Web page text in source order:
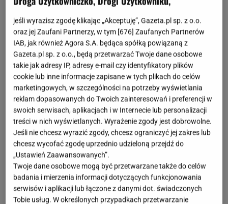
Kobieta50+ niemusirezygnować z modnych,
kobiecych fasonów, wręcz przeciwnie.Dobrze
dobrana sukienka może podkreślić urodę, dodać
pewności siebie i zapewnić pełen komfort
noszenia. Ten model midi z lnu i wiskozy zMohito
łączy wszystko, czego można oczekiwać od letniej
kreacji.
Ta sukienka sprawdzi się na wiele okazji, nawet na
upalne dni
Len i wiskoza to sprawdzony duet na lato. Materiały
oddychają, są przyjemne w dotyku i wyglądają dużo
jeśli wyrazisz zgodę klikając „Akceptuję”, Gazeta.pl sp. z o.o.
oraz jej Zaufani Partnerzy, w tym [676] Zaufanych Partnerów
IAB, jak również Agora S.A. będąca spółką powiązaną z
Gazeta.pl sp. z o.o., będą przetwarzać Twoje dane osobowe
takie jak adresy IP, adresy e-mail czy identyfikatory plików
cookie lub inne informacje zapisane w tych plikach do celów
marketingowych, w szczególności na potrzeby wyświetlania
reklam dopasowanych do Twoich zainteresowań i preferencji w
swoich serwisach, aplikacjach i w Internecie lub personalizacji
treści w nich wyświetlanych. Wyrażenie zgody jest dobrowolne.
Jeśli nie chcesz wyrazić zgody, chcesz ograniczyć jej zakres lub
chcesz wycofać zgodę uprzednio udzieloną przejdź do
„Ustawień Zaawansowanych”.
Twoje dane osobowe mogą być przetwarzane także do celów
badania i mierzenia informacji dotyczących funkcjonowania
serwisów i aplikacji lub łączone z danymi dot. świadczonych
Tobie usług. W określonych przypadkach przetwarzanie